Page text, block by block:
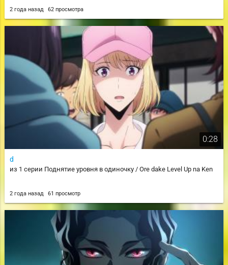
2 года назад 62 просмотра
0:28
d
из 1 серии Поднятие уровня в одиночку / Ore dake Level Up na Ken
2 года назад 61 просмотр